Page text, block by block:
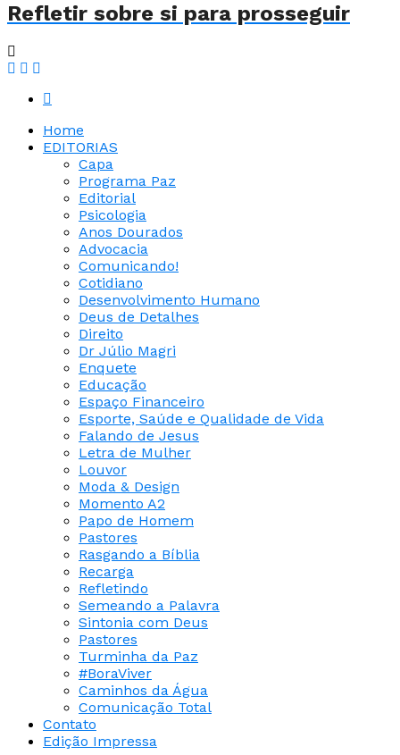
Refletir sobre si para prosseguir
Home
EDITORIAS
Capa
Programa Paz
Editorial
Psicologia
Anos Dourados
Advocacia
Comunicando!
Cotidiano
Desenvolvimento Humano
Deus de Detalhes
Direito
Dr Júlio Magri
Enquete
Educação
Espaço Financeiro
Esporte, Saúde e Qualidade de Vida
Falando de Jesus
Letra de Mulher
Louvor
Moda & Design
Momento A2
Papo de Homem
Pastores
Rasgando a Bíblia
Recarga
Refletindo
Semeando a Palavra
Sintonia com Deus
Pastores
Turminha da Paz
#BoraViver
Caminhos da Água
Comunicação Total
Contato
Edição Impressa